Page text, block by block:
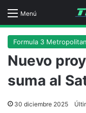
Menú
Formula 3
Nuevo
suma al
30 diciembre 2025